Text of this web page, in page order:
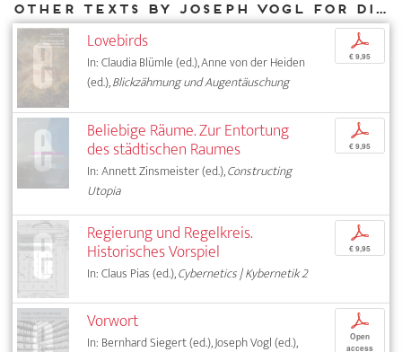
Other texts by Joseph Vogl for DIAPHANES
Lovebirds
In: Claudia Blümle (ed.), Anne von der Heiden
(ed.),Blickzähmung und Augentäuschung
p
€ 9,95
Beliebige Räume. Zur Entortung
des städtischen Raumes
In: Annett Zinsmeister (ed.),Constructing
Utopia
p
€ 9,95
Regierung und Regelkreis.
Historisches Vorspiel
In: Claus Pias (ed.),Cybernetics | Kybernetik 2
p
€ 9,95
Vorwort
In: Bernhard Siegert (ed.), Joseph Vogl (ed.),
p
Open
access